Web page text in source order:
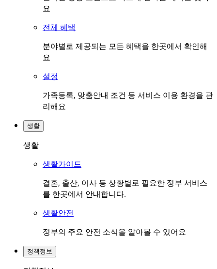
요
전체 혜택
분야별로 제공되는 모든 혜택을 한곳에서 확인해
요
설정
가족등록, 맞춤안내 조건 등 서비스 이용 환경을 관
리해요
생활
생활
생활가이드
결혼, 출산, 이사 등 상황별로 필요한 정부 서비스
를 한곳에서 안내합니다.
생활안전
정부의 주요 안전 소식을 알아볼 수 있어요
정책정보